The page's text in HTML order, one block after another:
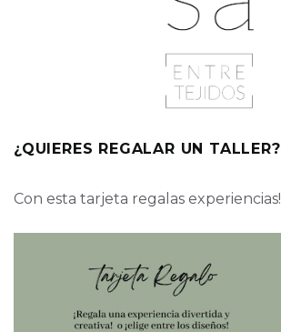
¿QUIERES REGALAR UN TALLER?
Con esta tarjeta regalas experiencias!